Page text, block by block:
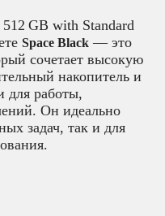
GB with Standard
Space Black — это
сочетает высокую
накопитель и
для работы,
Он идеально
задач, так и для